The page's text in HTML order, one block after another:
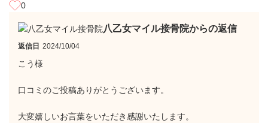
0
八乙女マイル接骨院からの返信
返信日 2024/10/04
こう様
口コミのご投稿ありがとうございます。
大変嬉しいお言葉をいただき感謝いたします。